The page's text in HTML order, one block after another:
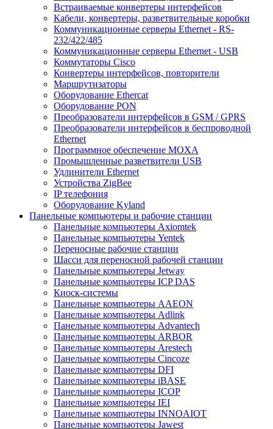
Встраиваемые конвертеры интерфейсов
Кабели, конвертеры, разветвительные коробки
Коммуникационные серверы Ethernet - RS-
232/422/485
Коммуникационные серверы Ethernet - USB
Коммутаторы Cisco
Конвертеры интерфейсов, повторители
Маршрутизаторы
Оборудование Ethercat
Оборудование PON
Преобразователи интерфейсов в GSM / GPRS
Преобразователи интерфейсов в беспроводной
Ethernet
Программное обеспечение MOXA
Промышленные разветвители USB
Удлинители Ethernet
Устройства ZigBee
IP телефония
Оборудование Kyland
Панельные компьютеры и рабочие станции
Панельные компьютеры Axiomtek
Панельные компьютеры Yentek
Переносные рабочие станции
Шасси для переносной рабочей станции
Панельные компьютеры Jetway
Панельные компьютеры ICP DAS
Киоск-системы
Панельные компьютеры AAEON
Панельные компьютеры Adlink
Панельные компьютеры Advantech
Панельные компьютеры ARBOR
Панельные компьютеры Arestech
Панельные компьютеры Cincoze
Панельные компьютеры DFI
Панельные компьютеры iBASE
Панельные компьютеры ICOP
Панельные компьютеры IEI
Панельные компьютеры INNOAIOT
Панельные компьютеры Jawest